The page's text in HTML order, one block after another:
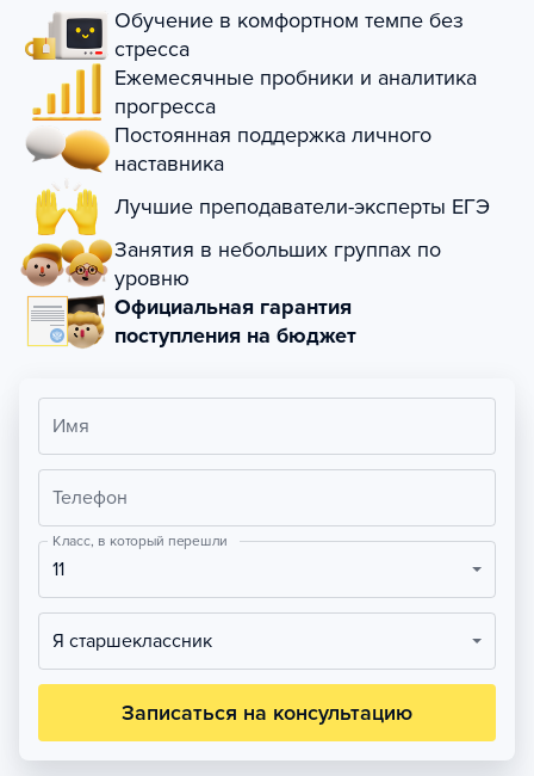
Обучение в комфортном темпе без
стресса
Ежемесячные пробники и аналитика
прогресса
Постоянная поддержка личного
наставника
Лучшие преподаватели-эксперты ЕГЭ
Занятия в небольших группах по
уровню
Официальная гарантия
поступления на бюджет
Имя
Телефон
Класс, в который перешли
11
Я старшеклассник
Записаться на консультацию